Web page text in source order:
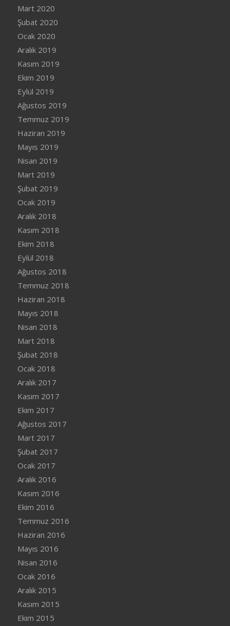
Mart 2020
Şubat 2020
Ocak 2020
Aralık 2019
Kasım 2019
Ekim 2019
Eylül 2019
Ağustos 2019
Temmuz 2019
Haziran 2019
Mayıs 2019
Nisan 2019
Mart 2019
Şubat 2019
Ocak 2019
Aralık 2018
Kasım 2018
Ekim 2018
Eylül 2018
Ağustos 2018
Temmuz 2018
Haziran 2018
Mayıs 2018
Nisan 2018
Mart 2018
Şubat 2018
Ocak 2018
Aralık 2017
Kasım 2017
Ekim 2017
Ağustos 2017
Mart 2017
Şubat 2017
Ocak 2017
Aralık 2016
Kasım 2016
Ekim 2016
Temmuz 2016
Haziran 2016
Mayıs 2016
Nisan 2016
Ocak 2016
Aralık 2015
Kasım 2015
Ekim 2015